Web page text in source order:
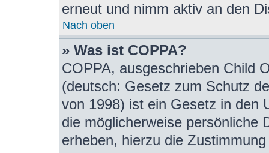
erneut und nimm aktiv an den
Nach oben
» Was ist COPPA?
COPPA, ausgeschrieben Child
(deutsch: Gesetz zum Schutz
von 1998) ist ein Gesetz in den
die möglicherweise persönliche
erheben, hierzu die